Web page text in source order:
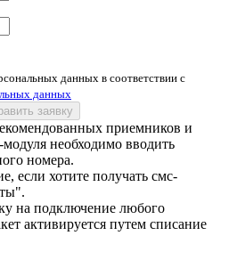
данных в соответствии с
данных
заявку
приемников и
необходимо вводить
номера.
если хотите получать смс-
на подключение любого
активируется путем списание